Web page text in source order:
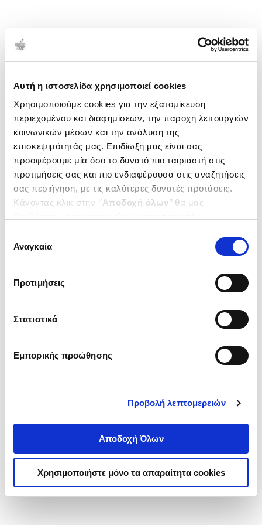
Αυτή η ιστοσελίδα χρησιμοποιεί cookies
Χρησιμοποιούμε cookies για την εξατομίκευση
περιεχομένου και διαφημίσεων, την παροχή λειτουργιών
κοινωνικών μέσων και την ανάλυση της
επισκεψιμότητάς μας. Επιδίωξη μας είναι σας
προσφέρουμε μία όσο το δυνατό πιο ταιριαστή στις
προτιμήσεις σας και πιο ενδιαφέρουσα στις αναζητήσεις
σας περιήγηση, με τις καλύτερες δυνατές προτάσεις.
Κάνοντας κλικ στην ‘’Αποδοχή όλων’’ θα μας
ενδιαφέρουν και να επιλέξετε από τα παρακάτω με την
΄΄και να ενημερωθείτε σχετικά με
συγκατάθεσης
Αναγκαία
Προτιμήσεις
Στατιστικά
Εμπορικής προώθησης
Προβολή λεπτομερειών
Αποδοχή Όλων
Χρησιμοποιήστε μόνο τα απαραίτητα cookies